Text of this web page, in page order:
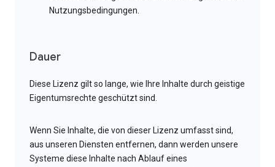
Nutzungsbedingungen.
Dauer
Diese Lizenz gilt so lange, wie Ihre Inhalte durch geistige
Eigentumsrechte geschützt sind.
Wenn Sie Inhalte, die von dieser Lizenz umfasst sind,
aus unseren Diensten entfernen, dann werden unsere
Systeme diese Inhalte nach Ablauf eines